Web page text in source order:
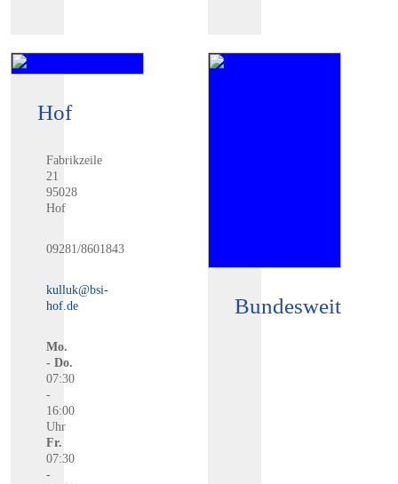
Hof
Fabrikzeile
21
95028
Hof
09281/8601843
kulluk@bsi-
hof.de
Mo.
- Do.
07:30
-
16:00
Uhr
Fr.
07:30
-
Bundesweit